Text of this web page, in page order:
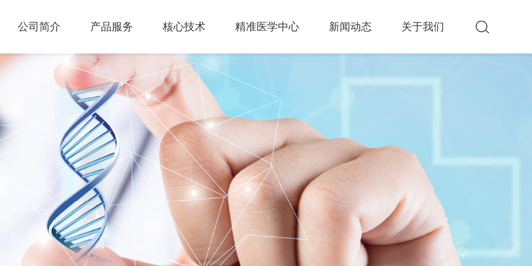
公司简介 产品服务 核心技术 精准医学中心 新闻动态 关于我们